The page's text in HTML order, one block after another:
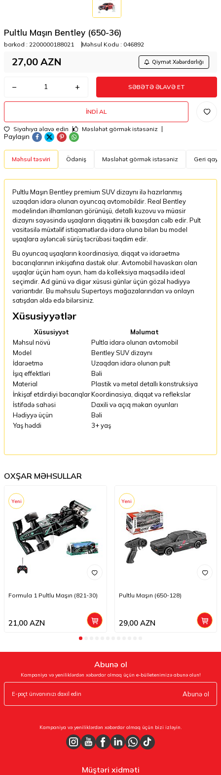
Pultlu Maşın Bentley (650-36)
barkod : 2200000188021 Məhsul Kodu : 046892
27,00 AZN Qiymət Xəbərdarlığı
SƏBƏTƏ ƏLAVƏ ET
İNDI AL
Siyahıya əlavə edin Məsləhət görmək istəsəniz
Paylaşın
Məhsul təsviri Ödəniş Məsləhət görmək istəsəniz Geri
Pultlu Maşın Bentley premium SUV dizaynı ilə hazırlanmış
uzaqdan idarə olunan oyuncaq avtomobildir. Real Bentley
modelindən ilhamlanan görünüşü, detallı kuzovu və müasir
dizaynı sayəsində uşaqların diqqətini ilk baxışdan cəlb edir. Pult
vasitəsilə müxtəlif istiqamətlərdə idarə oluna bilən bu model
uşaqlara əyləncəli sürüş təcrübəsi təqdim edir.
Bu oyuncaq uşaqların koordinasiya, diqqət və idarəetmə
bacarıqlarının inkişafına dəstək olur. Avtomobil həvəskarı olan
uşaqlar üçün həm oyun, həm də kolleksiya məqsədilə ideal
seçimdir. Ad günü və digər xüsusi günlər üçün gözəl hədiyyə
variantıdır. Bu məhsulu Supertoys mağazalarından və onlayn
satışdan əldə edə bilərsiniz.
Xüsusiyyətlər
Xüsusiyyət
Məlumat
Məhsul növü
Pultla idarə olunan avtomobil
Model
Bentley SUV dizaynı
İdarəetmə
Uzaqdan idarə olunan pult
İşıq effektləri
Bəli
Material
Plastik və metal detallı konstruksiya
İnkişaf etdirdiyi bacarıqlarKoordinasiya, diqqət və reflekslər
İstifadə sahəsi
Daxili və açıq məkan oyunları
Hədiyyə üçün
Bəli
Yaş həddi
3+ yaş
OXŞAR MƏHSULLAR
Yeni
Formula 1 Pultlu Maşın (821-30)
21,00 AZN
Yeni
Pultlu Maşın (650-128)
29,00AZN
Abunə ol
Kampaniya və yeniliklərdən xəbərdar olmaq üçün e-bülletenimizə abunə olun!
Abunə ol
Kampaniya və yeniliklərdən xəbərdar olmaq üçün bizi izləyin.
Müştəri xidməti